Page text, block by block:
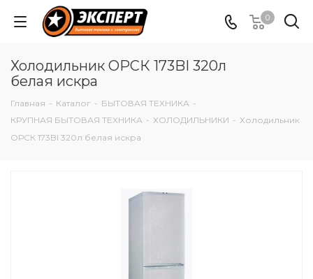
0
Холодильник ОРСК 173BI 320л
белая искра
Главная - Каталог - БЫТОВАЯ ТЕХНИКА -
КРУПНАЯ БЫТОВАЯ ТЕХНИКА - ХОЛОДИЛЬНИКИ - Холодильник
ОРСК 173BI 320л белая искра